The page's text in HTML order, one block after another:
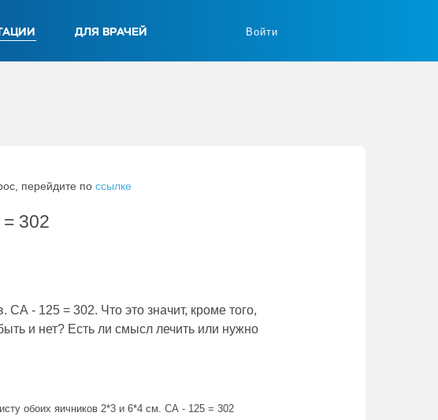
ДЛЯ ВРАЧЕЙ Войти
перейдите по ссылке
302
- 125 = 302. Что это значит, кроме того,
и нет? Есть ли смысл лечить или нужно
обоих яичников 2*3 и 6*4 см. СА - 125 = 302